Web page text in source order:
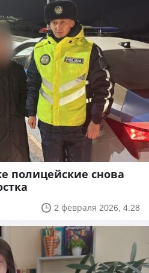
полицейские снова
2 февраля 2026, 4:28